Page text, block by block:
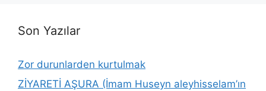
Son Yazılar
Zor durunlarden kurtulmak
ZİYARETİ AŞURA (İmam Huseyn aleyhisselam’ın